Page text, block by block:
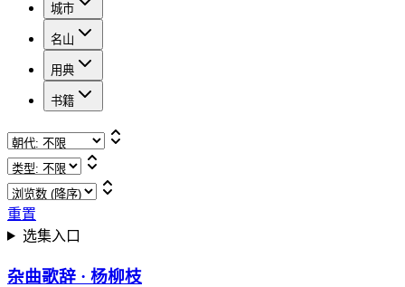
城市
名山
用典
书籍
重置
选集入口
杂曲歌辞 · 杨柳枝